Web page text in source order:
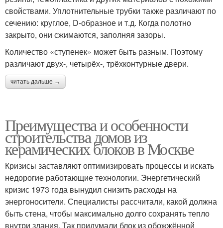
свойствами. Уплотнительные трубки также различают по
сечению: круглое, D-образное и т.д. Когда полотно
закрыто, они сжимаются, заполняя зазоры.
Количество «ступенек» может быть разным. Поэтому
различают двух-, четырёх-, трёхконтурные двери.
читать дальше →
Преимущества и особенности
строительства домов из
керамических блоков в Москве
Кризисы заставляют оптимизировать процессы и искать
недорогие работающие технологии. Энергетический
кризис 1973 года вынудил снизить расходы на
энергоносители. Специалисты рассчитали, какой должна
быть стена, чтобы максимально долго сохранять тепло
внутри здания. Так придумали блок из обожжённой